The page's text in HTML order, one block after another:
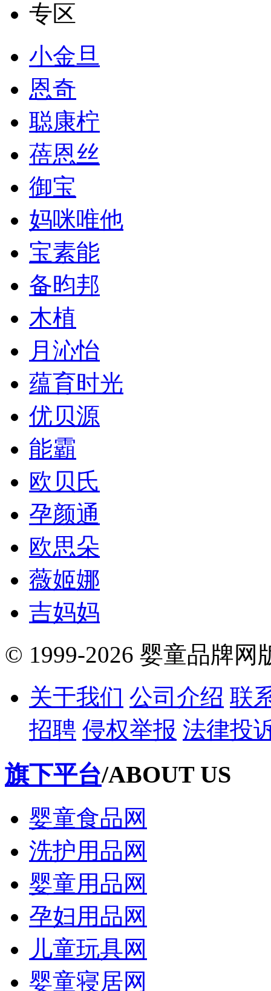
专区
小金旦
恩奇
聪康柠
蓓恩丝
御宝
妈咪唯他
宝素能
备昀邦
木植
月沁怡
蕴育时光
优贝源
能霸
欧贝氏
孕颜通
欧思朵
薇姬娜
吉妈妈
© 1999-2026 婴童品牌网
关于我们 公司介绍 联
招聘 侵权举报 法律投
旗下平台/ABOUT US
婴童食品网
洗护用品网
婴童用品网
孕妇用品网
儿童玩具网
婴童寝居网